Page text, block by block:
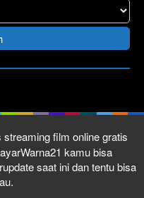
film online gratis
kamu bisa
saat ini dan tentu bisa